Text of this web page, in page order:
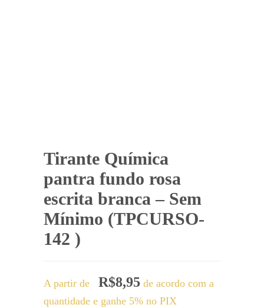
Tirante Química
pantra fundo rosa
escrita branca – Sem
Mínimo (TPCURSO-
142 )
A partir de R$8,95 de acordo com a
quantidade e ganhe 5% no PIX